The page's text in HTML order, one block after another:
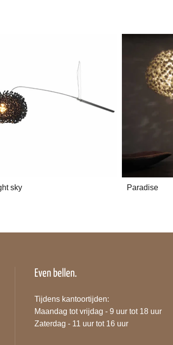
sky Paradise
Even bellen.
Tijdens kantoortijden:
Maandag tot vrijdag - 9 uur tot 18 uur
Zaterdag - 11 uur tot 16 uur